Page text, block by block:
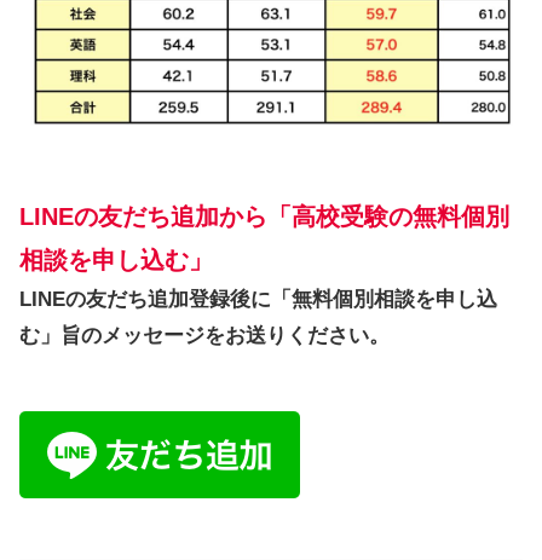
LINEの友だち追加から「高校受験の無料個別
相談を申し込む」
LINEの友だち追加登録後に「無料個別相談を申し込
む」旨のメッセージをお送りください。